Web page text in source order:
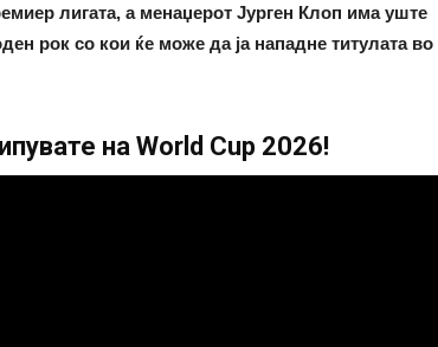
лигата, а менаџерот Јурген Клоп има уште
рок со кои ќе може да ја нападне титулата во
на World Cup 2026!